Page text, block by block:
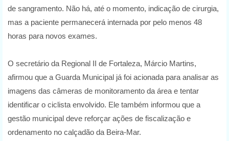
de sangramento. Não há, até o momento, indicação de cirurgia,
mas a paciente permanecerá internada por pelo menos 48
horas para novos exames.
O secretário da Regional II de Fortaleza, Márcio Martins,
afirmou que a Guarda Municipal já foi acionada para analisar as
imagens das câmeras de monitoramento da área e tentar
identificar o ciclista envolvido. Ele também informou que a
gestão municipal deve reforçar ações de fiscalização e
ordenamento no calçadão da Beira-Mar.